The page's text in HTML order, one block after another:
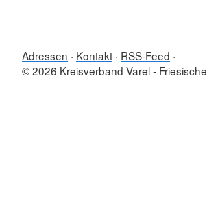
Adressen Kontakt RSS-Feed
© 2026 Kreisverband Varel - Friesische